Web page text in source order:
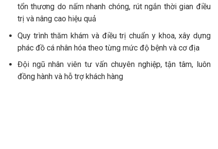
tổn thương do nấm nhanh chóng, rút ngắn thời gian điều
trị và nâng cao hiệu quả
Quy trình thăm khám và điều trị chuẩn y khoa, xây dựng
phác đồ cá nhân hóa theo từng mức độ bệnh và cơ địa
Đội ngũ nhân viên tư vấn chuyên nghiệp, tận tâm, luôn
đồng hành và hỗ trợ khách hàng